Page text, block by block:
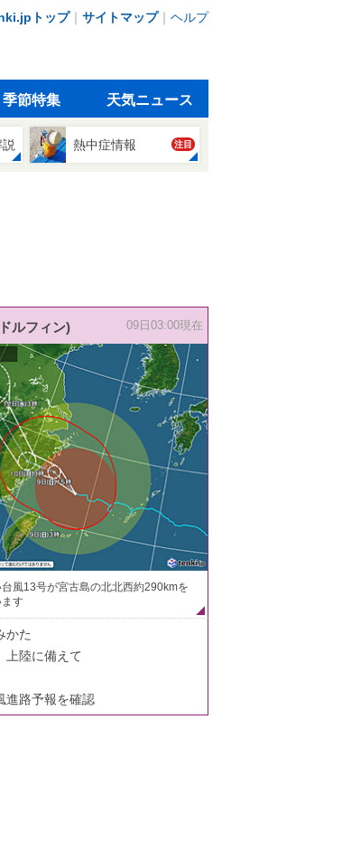
トップ｜ サイトマップ｜ ヘルプ
季節特集 天気ニュース
熱中症情報 注目
ルフィン) 09日03:00現在
風13号が宮古島の北北西約290kmを
す
かた
上陸に備えて
進路予報を確認